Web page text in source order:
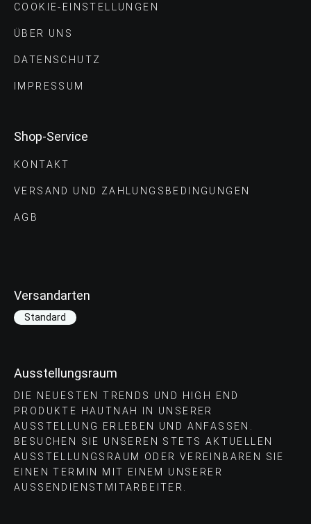
COOKIE-EINSTELLUNGEN
ÜBER UNS
DATENSCHUTZ
IMPRESSUM
Shop-Service
KONTAKT
VERSAND UND ZAHLUNGS­BEDINGUNGEN
AGB
Versandarten
Standard
Ausstellungsraum
DIE NEUESTEN TRENDS UND HIGH END
PRODUKTE HAUTNAH IN UNSERER
AUSSTELLUNG ERLEBEN UND ANFASSEN.
BESUCHEN SIE UNSEREN STETS AKTUELLEN
AUSSTELLUNGSRAUM ODER VEREINBAREN SIE
EINEN TERMIN MIT EINEM UNSERER
AUSSENDIENSTMITARBEITER.